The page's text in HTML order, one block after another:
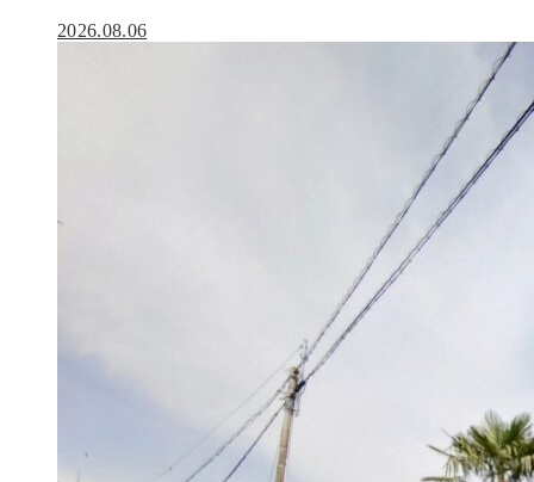
2026.08.06